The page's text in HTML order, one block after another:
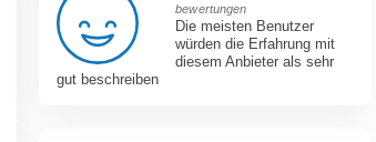
bewertungen
Die meisten Benutzer
würden die Erfahrung mit
diesem Anbieter als sehr
gut beschreiben